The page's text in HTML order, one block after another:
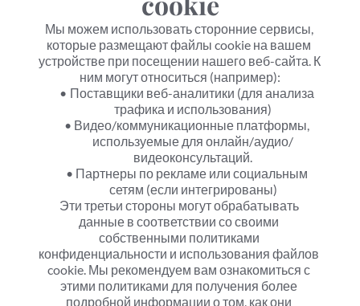
Мы можем использовать сторонние сервисы,
которые размещают файлы cookie на вашем
устройстве при посещении нашего веб-сайта. К
ним могут относиться (например):
Поставщики веб-аналитики (для анализа
трафика и использования)
Видео/коммуникационные платформы,
используемые для онлайн/аудио/
видеоконсультаций.
Партнеры по рекламе или социальным
сетям (если интегрированы)
Эти третьи стороны могут обрабатывать
данные в соответствии со своими
собственными политиками
конфиденциальности и использования файлов
cookie. Мы рекомендуем вам ознакомиться с
этими политиками для получения более
подробной информации о том, как они